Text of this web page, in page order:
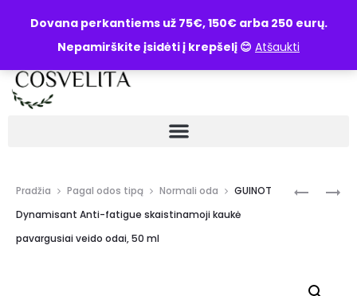
Dovana perkantiems už 75€, 150€ arba 250 eurų.
Nepamirškite įsidėti į krepšelį 😊 Atšaukti
UŽKLAUSA
Pradžia Pagal odos tipą Normali oda
GUINOT
Dynamisant Anti-fatigue skaistinamoji kaukė
pavargusiai veido odai, 50 ml